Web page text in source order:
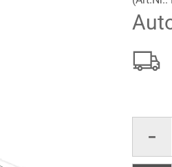
Konto